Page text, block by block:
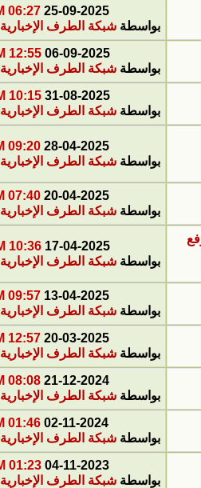
25-09-2025
06:27 PM
بواسطة شبكة الطرف الإخبارية
06-09-2025
12:55 AM
بواسطة شبكة الطرف الإخبارية
31-08-2025
10:15 AM
بواسطة شبكة الطرف الإخبارية
28-04-2025
09:20 PM
بواسطة شبكة الطرف الإخبارية
20-04-2025
07:40 PM
بواسطة شبكة الطرف الإخبارية
17-04-2025
10:36 AM
بواسطة شبكة الطرف الإخبارية
13-04-2025
09:57 PM
بواسطة شبكة الطرف الإخبارية
20-03-2025
12:57 PM
بواسطة شبكة الطرف الإخبارية
21-12-2024
08:08 PM
بواسطة شبكة الطرف الإخبارية
02-11-2024
01:46 PM
بواسطة شبكة الطرف الإخبارية
04-11-2023
01:23 AM
بواسطة شبكة الطرف الإخبارية